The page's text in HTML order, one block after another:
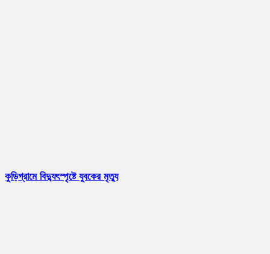
কুড়িগ্রামে বিদ্যুৎস্পৃষ্টে যুবকের মৃত্যু